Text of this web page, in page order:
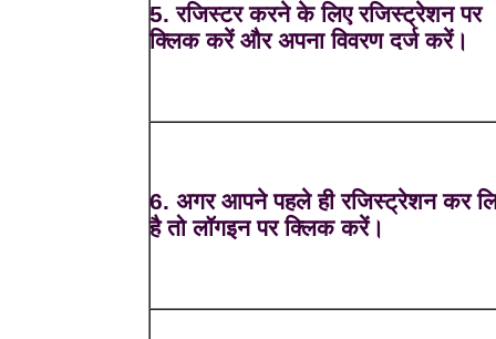
5. रजिस्टर करने के लिए रजिस्ट्रेशन पर
क्लिक करें और अपना विवरण दर्ज करें।
6. अगर आपने पहले ही रजिस्ट्रेशन कर
है तो लॉगइन पर क्लिक करें।